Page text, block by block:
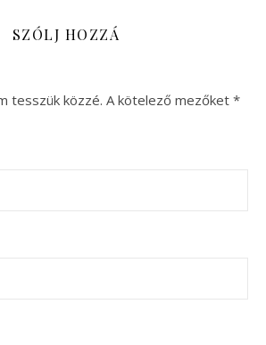
SZÓLJ HOZZÁ
tesszük közzé. A kötelező mezőket *